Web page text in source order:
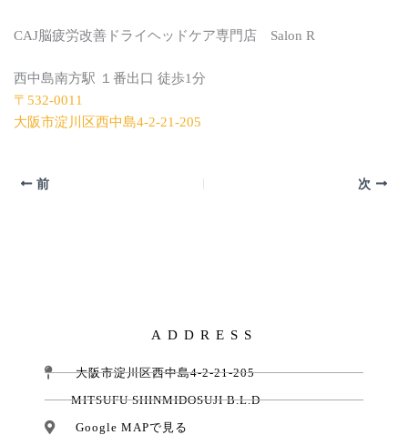
CAJ脳疲労改善ドライヘッドケア専門店 Salon R
西中島南方駅 １番出口 徒歩1分
〒532-0011
大阪市淀川区西中島4-2-21-205
前 次
ADDRESS
大阪市淀川区西中島4-2-21-205
MITSUFU SHINMIDOSUJI B.L.D
Google MAPで見る